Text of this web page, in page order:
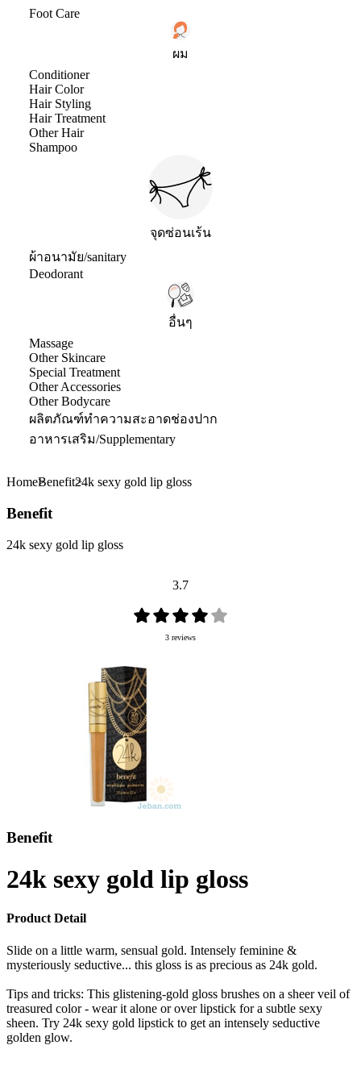
Foot Care
ผม
Conditioner
Hair Color
Hair Styling
Hair Treatment
Other Hair
Shampoo
จุดซ่อนเร้น
ผ้าอนามัย/sanitary
Deodorant
อื่นๆ
Massage
Other Skincare
Special Treatment
Other Accessories
Other Bodycare
ผลิตภัณฑ์ทำความสะอาดช่องปาก
อาหารเสริม/Supplementary
HomeBenefit24k sexy gold lip gloss
Benefit
24k sexy gold lip gloss
3.7
3 reviews
Benefit
24k sexy gold lip gloss
Product Detail
Slide on a little warm, sensual gold. Intensely feminine &
mysteriously seductive... this gloss is as precious as 24k gold.
Tips and tricks: This glistening-gold gloss brushes on a sheer veil of
treasured color - wear it alone or over lipstick for a subtle sexy
sheen. Try 24k sexy gold lipstick to get an intensely seductive
golden glow.